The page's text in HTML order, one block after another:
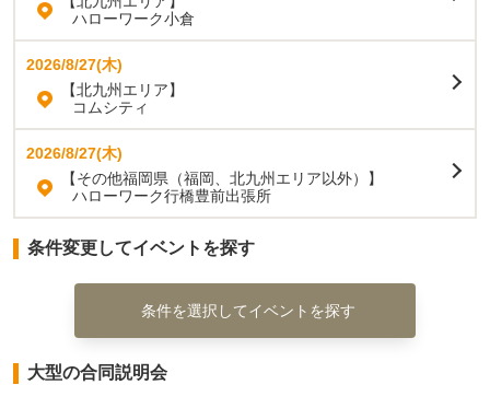
ハローワーク小倉
2026/8/27(木)
【北九州エリア】
コムシティ
2026/8/27(木)
【その他福岡県（福岡、北九州エリア以外）】
ハローワーク行橋豊前出張所
条件変更してイベントを探す
条件を選択してイベントを探す
大型の合同説明会